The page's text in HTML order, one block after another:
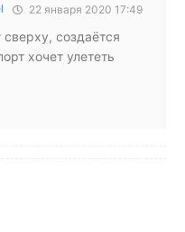
22 января 2020 17:49
создаётся
хочет улететь